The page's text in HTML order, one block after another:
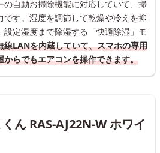
の自動お掃除機能に対応していて、掃
す。湿度を調節して乾燥や冷えを抑
設定湿度まで除湿する「快適除湿」モ
線LANを内蔵していて、スマホの専用
からでもエアコンを操作できます。
ん RAS-AJ22N-W ホワイ